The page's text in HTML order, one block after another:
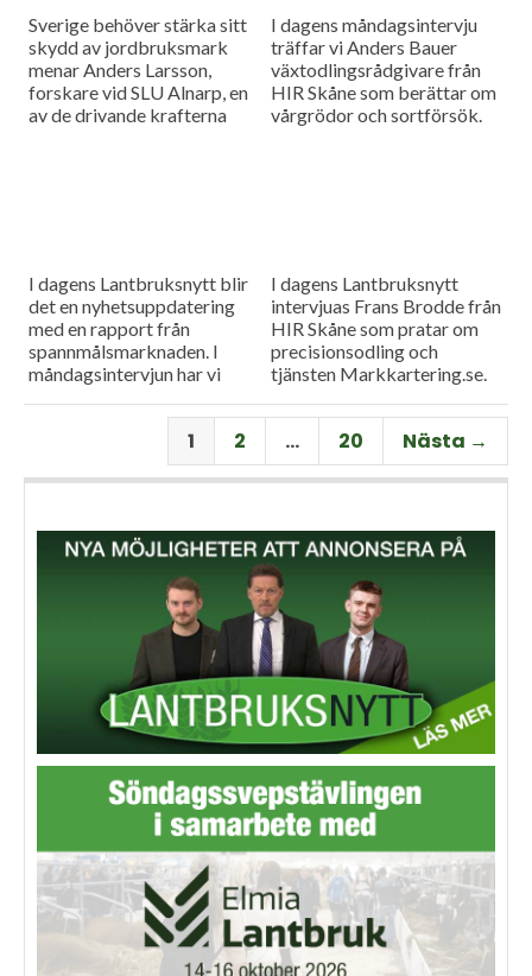
Sverige behöver stärka sitt
skydd av jordbruksmark
menar Anders Larsson,
forskare vid SLU Alnarp, en
av de drivande krafterna
I dagens måndagsintervju
träffar vi Anders Bauer
växtodlingsrådgivare från
HIR Skåne som berättar om
vårgrödor och sortförsök.
I dagens Lantbruksnytt blir
det en nyhetsuppdatering
med en rapport från
spannmålsmarknaden. I
måndagsintervjun har vi
Per Larsson som idag har
rollen som senior advisor på
I dagens Lantbruksnytt
intervjuas Frans Brodde från
HIR Skåne som pratar om
precisionsodling och
tjänsten Markkartering.se.
nyhetsuppdatering med en
rapport från
spannmålsmarknaden.
1 2 … 20 Nästa →